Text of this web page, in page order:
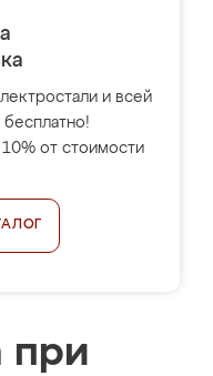
и всей
от стоимости
при